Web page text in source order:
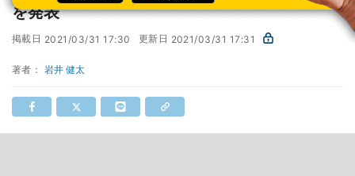
を発表
掲載日 2021/03/31 17:30 更新日 2021/03/31 17:31
著者： 岩井 健太